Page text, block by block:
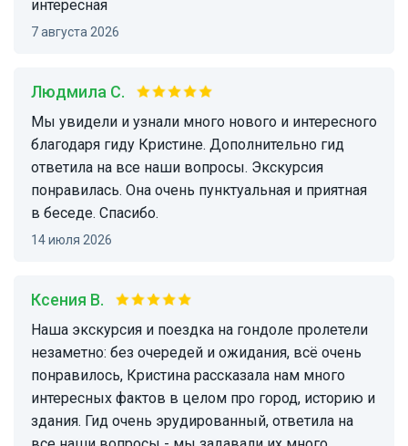
интересная
7 августа 2026
Людмила С.
Мы увидели и узнали много нового и интересного
благодаря гиду Кристине. Дополнительно гид
ответила на все наши вопросы. Экскурсия
понравилась. Она очень пунктуальная и приятная
в беседе. Спасибо.
14 июля 2026
Ксения В.
Наша экскурсия и поездка на гондоле пролетели
незаметно: без очередей и ожидания, всё очень
понравилось, Кристина рассказала нам много
интересных фактов в целом про город, историю и
здания. Гид очень эрудированный, ответила на